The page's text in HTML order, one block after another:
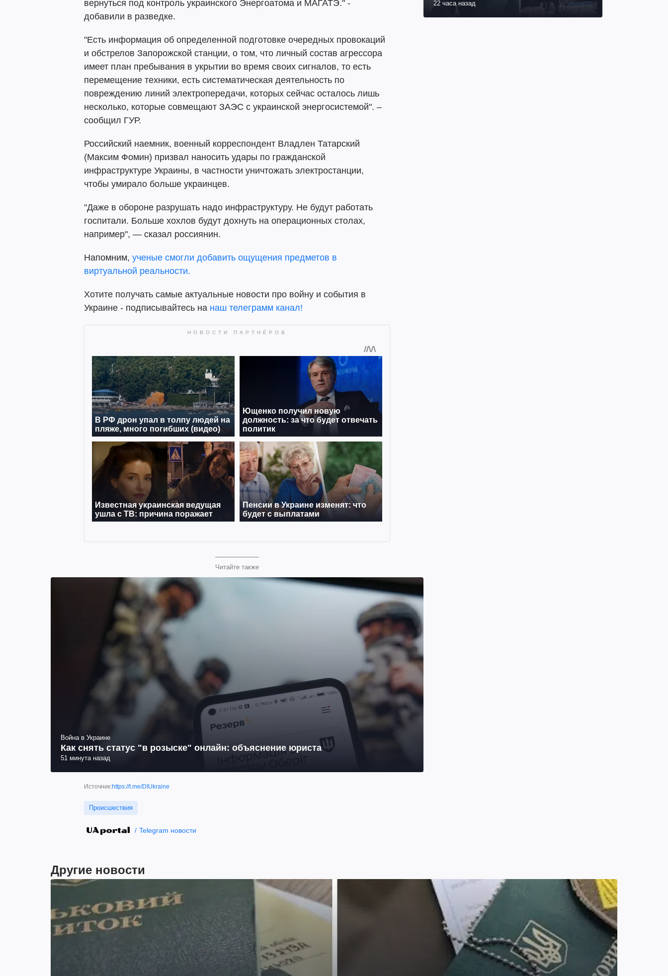
вернуться под контроль украинского Энергоатома и МАГАТЭ." -
добавили в разведке.
"Есть информация об определенной подготовке очередных провокаций
и обстрелов Запорожской станции, о том, что личный состав агрессора
имеет план пребывания в укрытии во время своих сигналов, то есть
перемещение техники, есть систематическая деятельность по
повреждению линий электропередачи, которых сейчас осталось лишь
несколько, которые совмещают ЗАЭС с украинской энергосистемой". –
сообщил ГУР.
Российский наемник, военный корреспондент Владлен Татарский
(Максим Фомин) призвал наносить удары по гражданской
инфраструктуре Украины, в частности уничтожать электростанции,
чтобы умирало больше украинцев.
"Даже в обороне разрушать надо инфраструктуру. Не будут работать
госпитали. Больше хохлов будут дохнуть на операционных столах,
например", — сказал россиянин.
Напомним, ученые смогли добавить ощущения предметов в
виртуальной реальности.
Хотите получать самые актуальные новости про войну и события в
Украине - подписывайтесь на наш телеграмм канал!
Читайте также
Война в Украине
Как снять статус "в розыске" онлайн: объяснение юриста
51 минута назад
Источник:https://t.me/DIUkraine
Происшествия
Telegram новости
22 часа назад
Другие новости